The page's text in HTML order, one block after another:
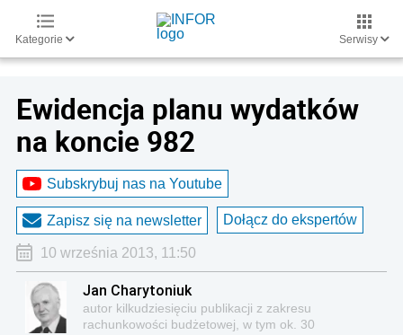
Kategorie Serwisy
Ewidencja planu wydatków
na koncie 982
Subskrybuj nas na Youtube
Zapisz się na newsletter Dołącz do ekspertów
10 września 2013, 11:50
Jan Charytoniuk
autor kilkudziesięciu publikacji z zakresu
rachunkowości budżetowej, w tym ok. 30